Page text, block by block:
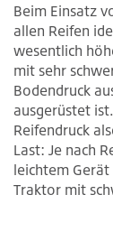
Beim Einsatz
allen Reifen
wesentlich
mit sehr
Bodendruck
ausgerüstet
Reifendruck
Last: Je nach
leichtem
Traktor mit